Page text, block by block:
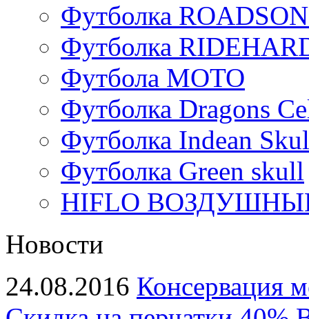
Футболка
Футболка
Футбола МОТО
Футболка Dragons
Футболка Indean
Футболка Green skull
HIFLO
Новости
24.08.2016 Консервация